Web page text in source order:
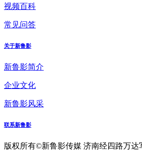
视频百科
常见问答
关于新鲁影
新鲁影简介
企业文化
新鲁影风采
联系新鲁影
版权所有©新鲁影传媒 济南经四路万达